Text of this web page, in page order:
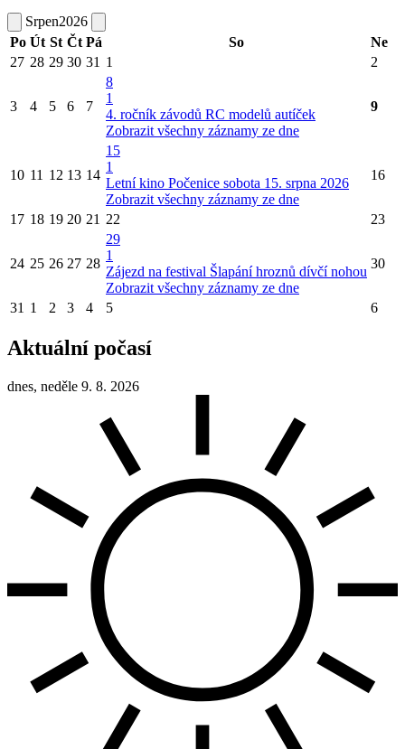
Srpen2026
Po Út St Čt Pá So
Ne
27 28 29 30 31 1 2
3 4 5 6 7
8
1
4. ročník závodů RC modelů autíček
Zobrazit všechny záznamy ze dne
9
10 11 12 13 14
15
1
Letní kino Počenice sobota 15. srpna 2026
Zobrazit všechny záznamy ze dne
16
17 18 19 20 21 22 23
24 25 26 27 28
29
1
Zájezd na festival Šlapání hroznů dívčí nohou
Zobrazit všechny záznamy ze dne
30
31 1 2 3 4 5 6
Aktuální počasí
dnes, neděle 9. 8. 2026